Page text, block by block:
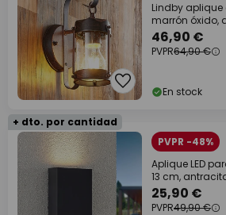
Lindby aplique
marrón óxido,
46,90 €
PVPR64,90 €
En stock
+ dto. por cantidad
PVPR -48%
Aplique LED
13 cm,
25,90 €
PVPR49,90 €